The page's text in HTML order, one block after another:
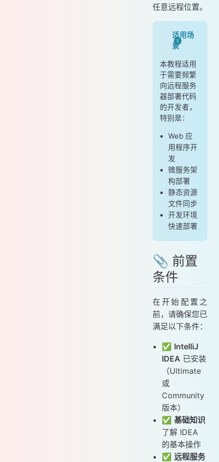
任意远程位置。
适用场
景
本教程适用
于需要频繁
向远程服务
器部署代码
的开发者，
特别是：
Web 应
用程序开
发
微服务架
构部署
静态资源
文件同步
开发环境
快速部署
📎 前置
条件
在开始配置之
前，请确保您已
满足以下条件：
✅ IntelliJ
IDEA 已安装
（Ultimate
或
Community
版本）
✅基础知识
了解 IDEA
的基本操作
✅远程服务